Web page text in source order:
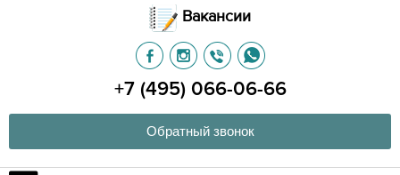
Вакансии
+7 (495) 066-06-66
Обратный звонок